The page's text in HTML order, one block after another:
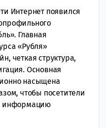
Интернет появился
Главная
«Рубля»
четкая структура,
Основная
насыщена
чтобы посетители
информацию